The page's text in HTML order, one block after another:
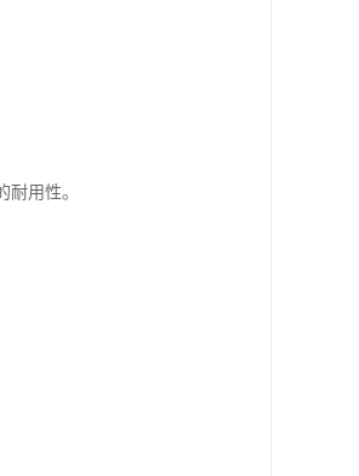
用性。